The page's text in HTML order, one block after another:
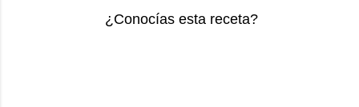
¿Conocías esta receta?